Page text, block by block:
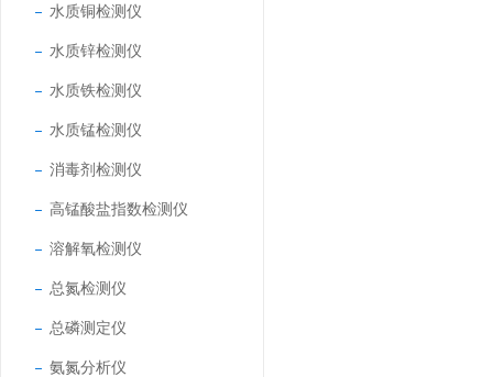
水质铜检测仪
水质锌检测仪
水质铁检测仪
水质锰检测仪
消毒剂检测仪
高锰酸盐指数检测仪
溶解氧检测仪
总氮检测仪
总磷测定仪
氨氮分析仪